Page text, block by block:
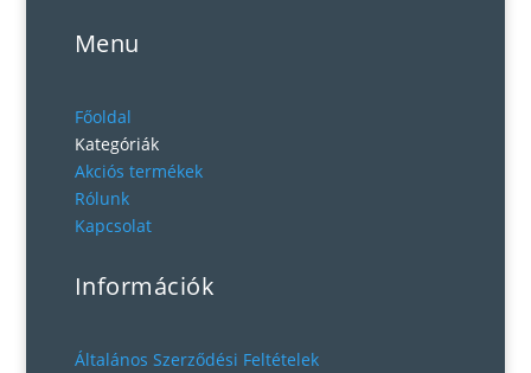
Menu
Főoldal
Kategóriák
Akciós termékek
Rólunk
Kapcsolat
Információk
Általános Szerződési Feltételek